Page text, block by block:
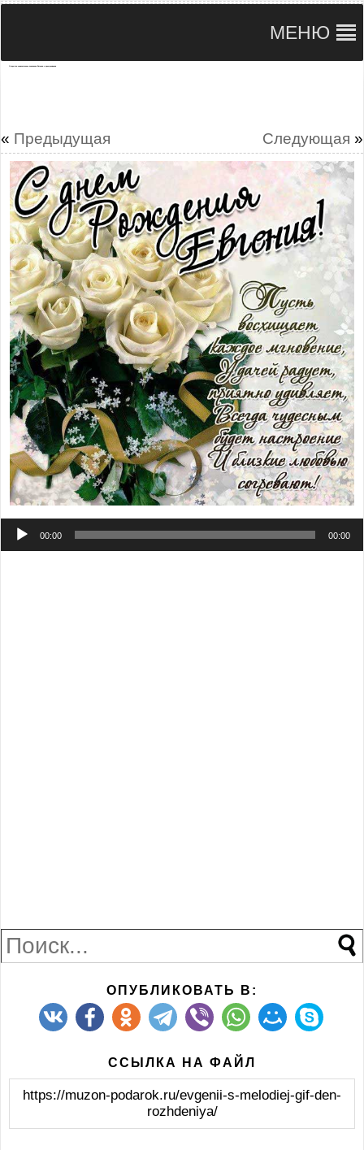
МЕНЮ
« Предыдущая Следующая »
Аудиоплеер
00:00 00:00
ОПУБЛИКОВАТЬ В:
ССЫЛКА НА ФАЙЛ
https://muzon-podarok.ru/evgenii-s-melodiej-gif-den-
rozhdeniya/